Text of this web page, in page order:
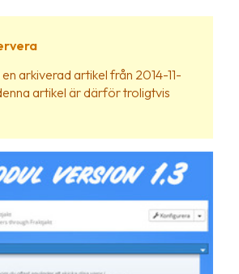
arkiverad artikel från 2014-11-
artikel är därför troligtvis